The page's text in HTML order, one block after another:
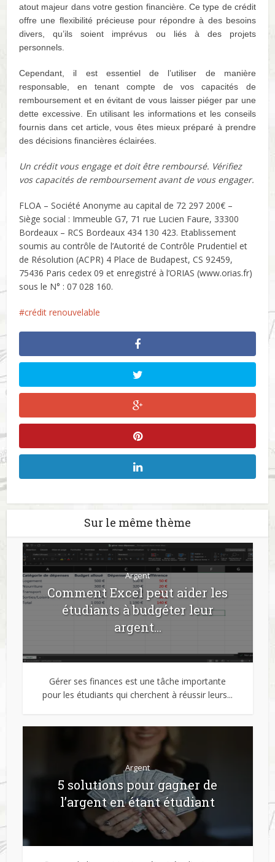
atout majeur dans votre gestion financière. Ce type de crédit
offre une flexibilité précieuse pour répondre à des besoins
divers, qu’ils soient imprévus ou liés à des projets
personnels.
Cependant, il est essentiel de l’utiliser de manière
responsable, en tenant compte de vos capacités de
remboursement et en évitant de vous laisser piéger par une
dette excessive. En utilisant les informations et les conseils
fournis dans cet article, vous êtes mieux préparé à prendre
des décisions financières éclairées.
Un crédit vous engage et doit être remboursé. Vérifiez
vos capacités de remboursement avant de vous engager.
FLOA – Société Anonyme au capital de 72 297 200€ –
Siège social : Immeuble G7, 71 rue Lucien Faure, 33300
Bordeaux – RCS Bordeaux 434 130 423. Etablissement
soumis au contrôle de l’Autorité de Contrôle Prudentiel et
de Résolution (ACPR) 4 Place de Budapest, CS 92459,
75436 Paris cedex 09 et enregistré à l’ORIAS (www.orias.fr)
sous le N° : 07 028 160.
crédit renouvelable
Sur le même thème
Argent
Comment Excel peut aider les
étudiants à budgéter leur
argent...
Gérer ses finances est une tâche importante
pour les étudiants qui cherchent à réussir leurs...
Argent
5 solutions pour gagner de
l’argent en étant étudiant